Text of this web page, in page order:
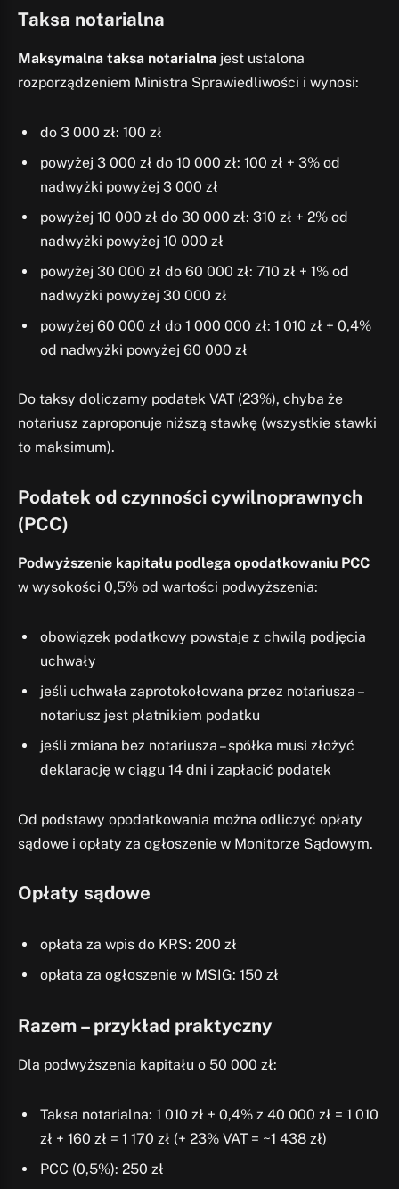
Taksa notarialna
Maksymalna taksa notarialna jest ustalona
rozporządzeniem Ministra Sprawiedliwości i wynosi:
do 3 000 zł: 100 zł
powyżej 3 000 zł do 10 000 zł: 100 zł + 3% od
nadwyżki powyżej 3 000 zł
powyżej 10 000 zł do 30 000 zł: 310 zł + 2% od
nadwyżki powyżej 10 000 zł
powyżej 30 000 zł do 60 000 zł: 710 zł + 1% od
nadwyżki powyżej 30 000 zł
powyżej 60 000 zł do 1 000 000 zł: 1 010 zł + 0,4%
od nadwyżki powyżej 60 000 zł
Do taksy doliczamy podatek VAT (23%), chyba że
notariusz zaproponuje niższą stawkę (wszystkie stawki
to maksimum).
Podatek od czynności cywilnoprawnych
(PCC)
Podwyższenie kapitału podlega opodatkowaniu PCC
w wysokości 0,5% od wartości podwyższenia:
obowiązek podatkowy powstaje z chwilą podjęcia
uchwały
jeśli uchwała zaprotokołowana przez notariusza –
notariusz jest płatnikiem podatku
jeśli zmiana bez notariusza – spółka musi złożyć
deklarację w ciągu 14 dni i zapłacić podatek
Od podstawy opodatkowania można odliczyć opłaty
sądowe i opłaty za ogłoszenie w Monitorze Sądowym.
Opłaty sądowe
opłata za wpis do KRS: 200 zł
opłata za ogłoszenie w MSIG: 150 zł
Razem – przykład praktyczny
Dla podwyższenia kapitału o 50 000 zł:
Taksa notarialna: 1 010 zł + 0,4% z 40 000 zł = 1 010
zł + 160 zł = 1 170 zł (+ 23% VAT = ~1 438 zł)
PCC (0,5%): 250 zł